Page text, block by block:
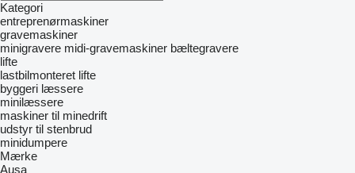
Kategori
entreprenørmaskiner
gravemaskiner
minigravere midi-gravemaskiner bæltegravere
lifte
lastbilmonteret lifte
byggeri læssere
minilæssere
maskiner til minedrift
udstyr til stenbrud
minidumpere
Mærke
Ausa